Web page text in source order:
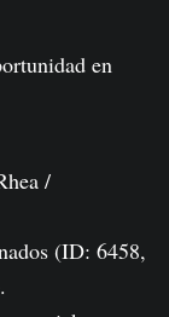
en
/
(ID: 6458,